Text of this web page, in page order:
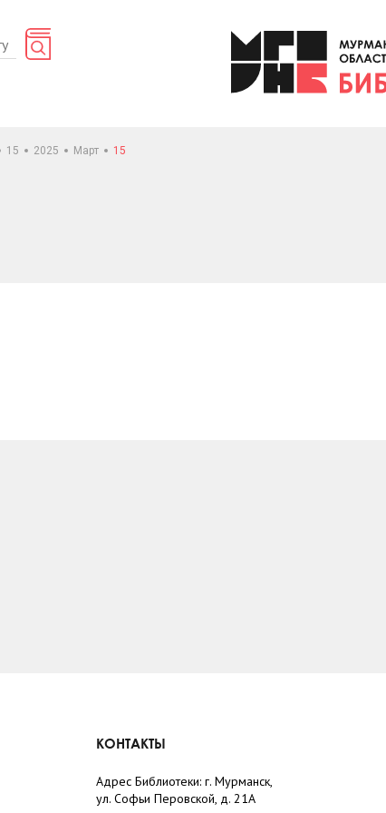
15 2025 Март 15
КОНТАКТЫ
Адрес Библиотеки: г. Мурманск,
ул. Софьи Перовской, д. 21А